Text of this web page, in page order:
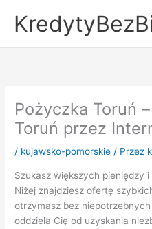
Pożyczka Toruń
Toruń przez
/ kujawsko-pomorskie / Przez
Szukasz większych pieniędzy i
Niżej znajdziesz ofertę
otrzymasz bez
oddziela Cię od uzyskania